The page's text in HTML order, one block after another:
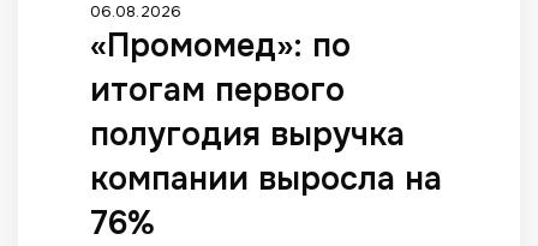
06.08.2026
«Промомед»: по
итогам первого
полугодия выручка
компании выросла на
76%